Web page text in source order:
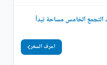
الخامس مساحة تبدأ
اعرف السعر